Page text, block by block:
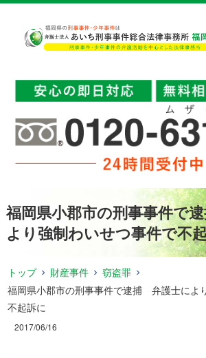
福岡県小郡市の刑事事件で
より強制わいせつ事件で不
トップ 財産事件
窃盗罪
福岡県小郡市の刑事事件で逮捕 弁護士によ
不起訴に
2017/06/16